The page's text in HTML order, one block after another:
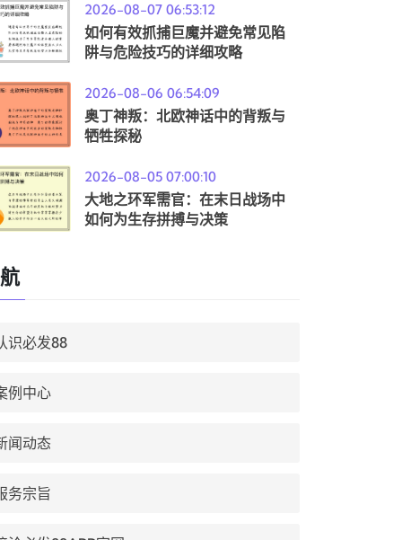
2026-08-07 06:53:12
如何有效抓捕巨魔并避免常见陷
阱与危险技巧的详细攻略
2026-08-06 06:54:09
奥丁神叛：北欧神话中的背叛与
牺牲探秘
2026-08-05 07:00:10
大地之环军需官：在末日战场中
如何为生存拼搏与决策
识必发88
例中心
闻动态
务宗旨